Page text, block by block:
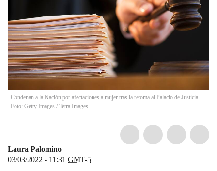
Condenan a la Nación por afectaciones a mujer tras la retoma al Palacio de Justicia.
Foto: Getty Images / Tetra Images
Laura Palomino
03/03/2022 - 11:31 GMT-5